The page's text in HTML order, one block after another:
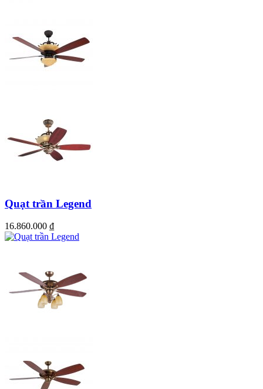
Quạt trần Legend
16.860.000 ₫